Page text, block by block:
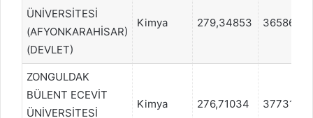
ÜNİVERSİTESİ
(AFYONKARAHİSAR)
(DEVLET)
Kimya 279,34853 365862
ZONGULDAK
BÜLENT ECEVİT
ÜNİVERSİTESİ
Kimya 276,71034 377312